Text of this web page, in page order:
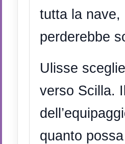
tutta la nave,
perderebbe
Ulisse
verso Scilla.
quanto